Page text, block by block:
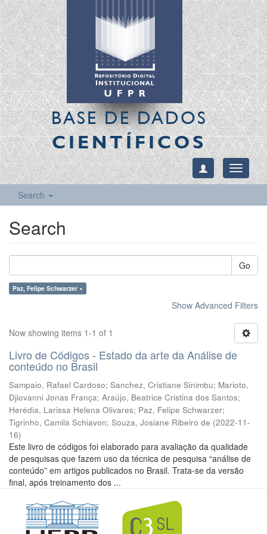
BASE DE DADOS
CIENTÍFICOS
Toggle
Search
Search
Go
Paz, Felipe Schwarzer ×
Show Advanced Filters
Now showing items 1-1 of 1
Livro de Códigos - Estado da arte da Análise de
conteúdo no Brasil
Sampaio, Rafael Cardoso; Sanchez, Cristiane Sinimbu; Marioto,
Djiovanni Jonas França; Araújo, Beatrice Cristina dos Santos;
Herédia, Larissa Helena Olivares; Paz, Felipe Schwarzer;
Tigrinho, Camila Schiavon; Souza, Josiane Ribeiro de (2022-11-
16)
Este livro de códigos foi elaborado para avaliação da qualidade
de pesquisas que fazem uso da técnica de pesquisa “análise de
conteúdo” em artigos publicados no Brasil. Trata-se da versão
final, após treinamento dos ...